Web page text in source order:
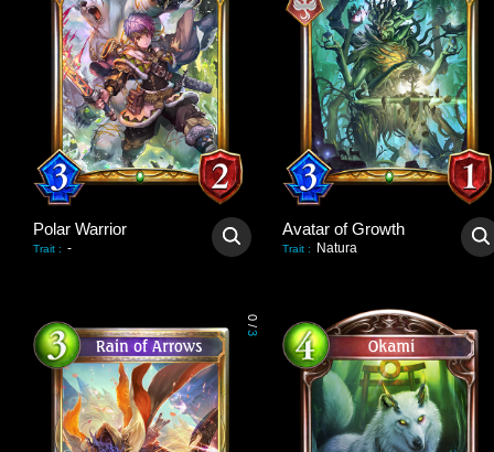
Polar Warrior
Trait : -
Avatar of Growth
Trait : Natura
0
/
3